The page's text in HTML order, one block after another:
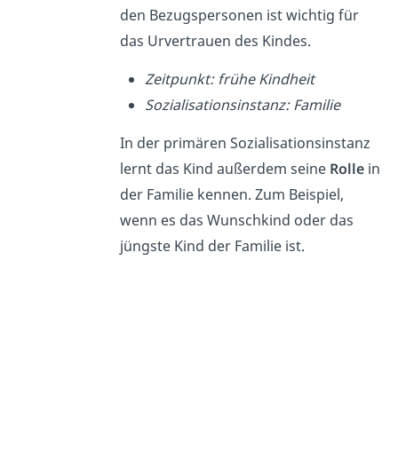
den Bezugspersonen ist wichtig für
das Urvertrauen des Kindes.
Zeitpunkt: frühe Kindheit
Sozialisationsinstanz: Familie
In der primären Sozialisationsinstanz
lernt das Kind außerdem seine Rollein
der Familie kennen. Zum Beispiel,
wenn es das Wunschkind oder das
jüngste Kind der Familie ist.